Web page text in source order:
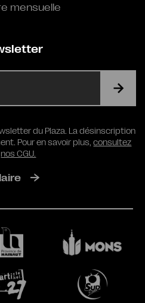
mensuelle
RGPDdu Plaza. La désinscription
Pour en savoir plus,consultez
nos CGU.